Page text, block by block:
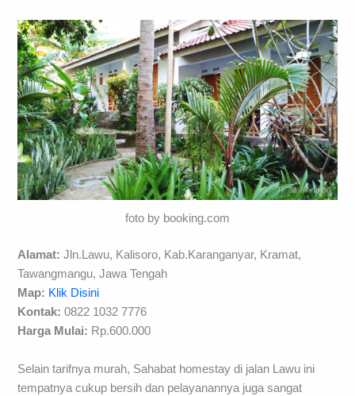
foto by booking.com
Alamat: Jln.Lawu, Kalisoro, Kab.Karanganyar, Kramat,
Tawangmangu, Jawa Tengah
Map: Klik Disini
Kontak: 0822 1032 7776
Harga Mulai: Rp.600.000
Selain tarifnya murah, Sahabat homestay di jalan Lawu ini
tempatnya cukup bersih dan pelayanannya juga sangat